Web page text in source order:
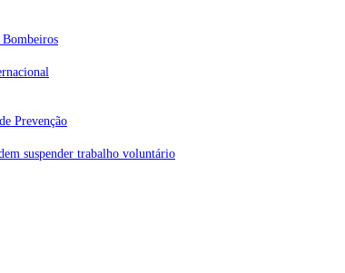
Prevenção
suspender trabalho voluntário